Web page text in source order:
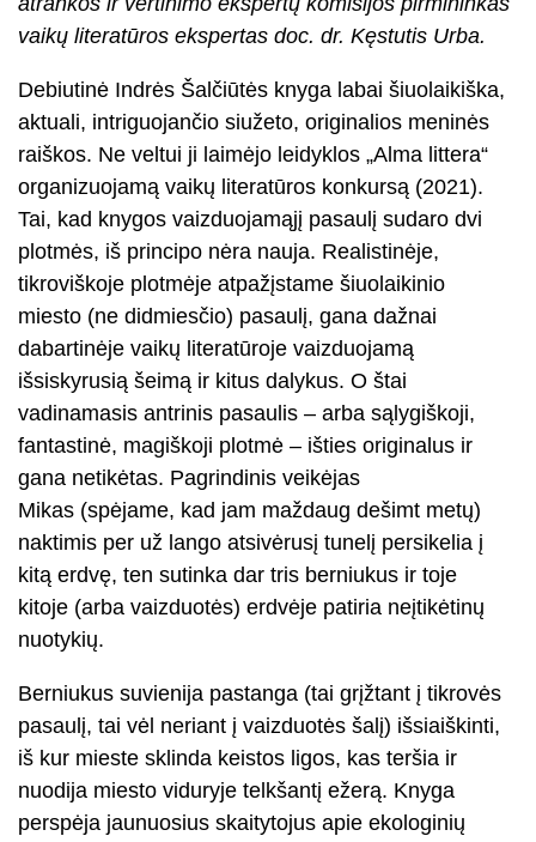
vaikų literatūros ekspertas doc. dr. Kęstutis Urba.
Debiutinė Indrės Šalčiūtės knyga labai šiuolaikiška,
aktuali, intriguojančio siužeto, originalios meninės
raiškos. Ne veltui ji laimėjo leidyklos „Alma littera“
organizuojamą vaikų literatūros konkursą (2021).
Tai, kad knygos vaizduojamąjį pasaulį sudaro dvi
plotmės, iš principo nėra nauja. Realistinėje,
tikroviškoje plotmėje atpažįstame šiuolaikinio
miesto (ne didmiesčio) pasaulį, gana dažnai
dabartinėje vaikų literatūroje vaizduojamą
išsiskyrusią šeimą ir kitus dalykus. O štai
vadinamasis antrinis pasaulis – arba sąlygiškoji,
fantastinė, magiškoji plotmė – išties originalus ir
gana netikėtas. Pagrindinis veikėjas
Mikas (spėjame, kad jam maždaug dešimt metų)
naktimis per už lango atsivėrusį tunelį persikelia į
kitą erdvę, ten sutinka dar tris berniukus ir toje
kitoje (arba vaizduotės) erdvėje patiria neįtikėtinų
nuotykių.
Berniukus suvienija pastanga (tai grįžtant į tikrovės
pasaulį, tai vėl neriant į vaizduotės šalį) išsiaiškinti,
iš kur mieste sklinda keistos ligos, kas teršia ir
nuodija miesto viduryje telkšantį ežerą. Knyga
perspėja jaunuosius skaitytojus apie ekologinių